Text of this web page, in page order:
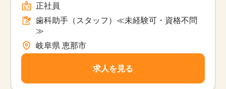
正社員
歯科助手（スタッフ）≪未経験可・資格不問
≫
岐阜県 恵那市
求人を見る